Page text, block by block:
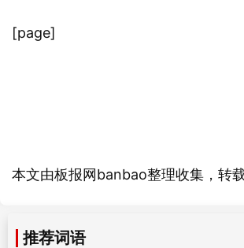
[page]
本文由板报网banbao整理收集，转
推荐词语